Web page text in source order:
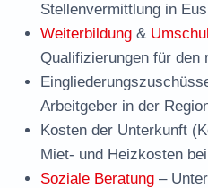
Stellenvermittlung in
Weiterbildung &
Qualifizierungen für den
Arbeitgeber in der
Kosten der Unterkunft
Miet- und Heizkosten
Soziale Beratung –